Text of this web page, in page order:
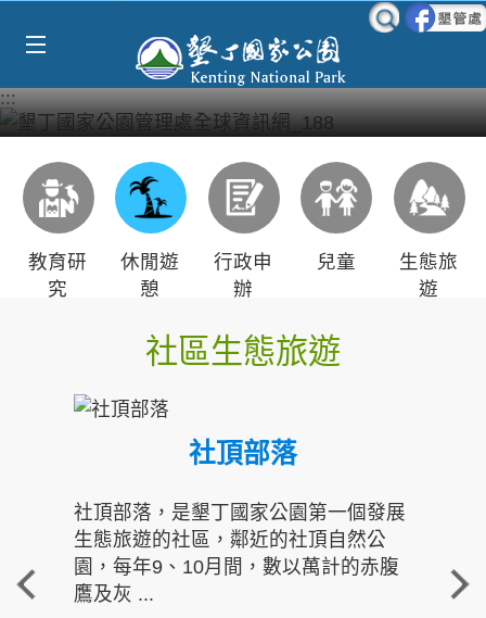
:::
教育研
究
休閒遊
憩
行政申
辦
兒童
生態旅
遊
社區生態旅遊
社頂部落
社頂部落，是墾丁國家公園第一個發展
生態旅遊的社區，鄰近的社頂自然公
園，每年9、10月間，數以萬計的赤腹
鷹及灰 ...
重
走進